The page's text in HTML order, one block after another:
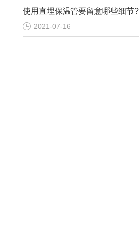
使用直埋保温管要留意哪些细节?
2021-07-16